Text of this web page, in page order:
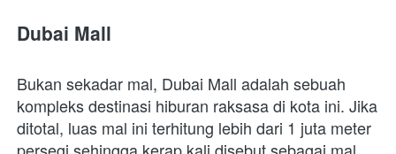
Dubai Mall
Bukan sekadar mal, Dubai Mall adalah sebuah
kompleks destinasi hiburan raksasa di kota ini. Jika
ditotal, luas mal ini terhitung lebih dari 1 juta meter